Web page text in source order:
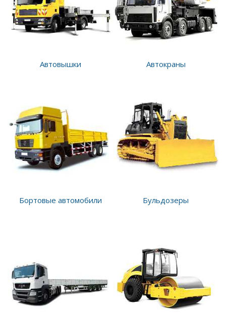
Автовышки Автокраны
Бортовые автомобили Бульдозеры